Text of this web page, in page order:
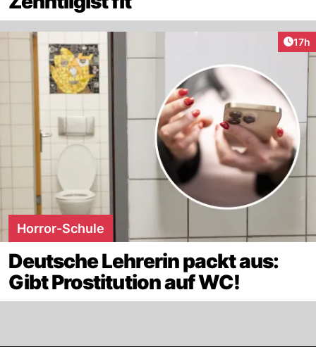
17h
Horror-Schule
Deutsche Lehrerin packt aus:
Gibt Prostitution auf WC!